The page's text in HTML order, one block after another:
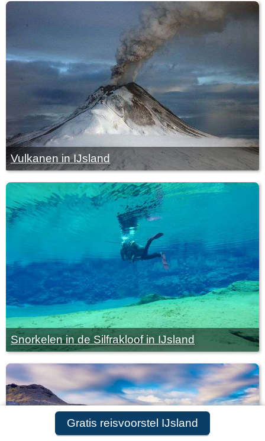
Gratis reisvoorstel IJsland
Vulkanen in IJsland
Snorkelen in de Silfrakloof in IJsland